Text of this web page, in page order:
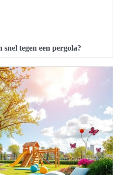
tegen een pergola?